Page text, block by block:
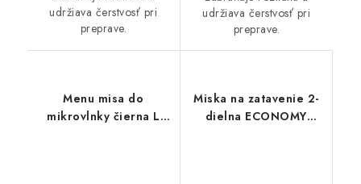
udržiava čerstvosť pri
preprave.
udržiava čerstvosť pri
preprave.
Menu misa do
mikrovlnky čierna L
Miska na zatavenie 2-
dielna ECONOMY